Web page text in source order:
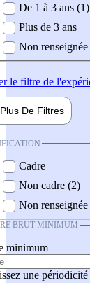
De 1 à 3 ans (1)
Plus de 3 ans
Non renseignée
le filtre de
Plus De Filtres
Cadre
Non cadre (2)
Non renseignée
BRUT MINIMUM
minimum
une